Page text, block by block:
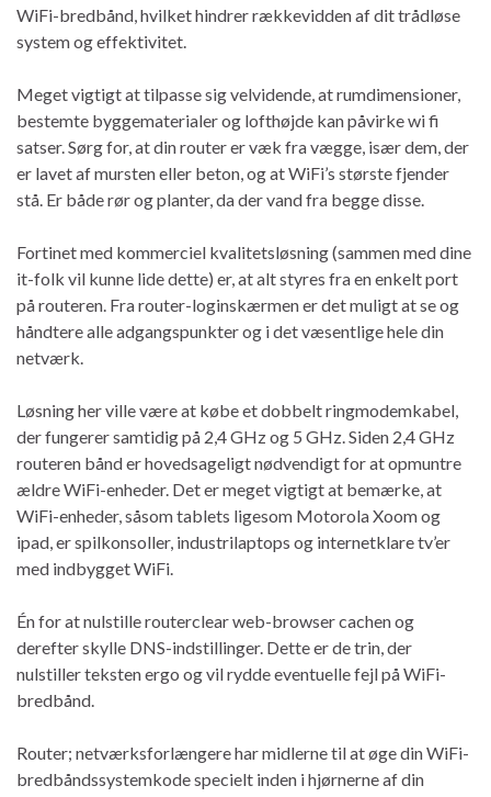
WiFi-bredbånd, hvilket hindrer rækkevidden af dit trådløse
system og effektivitet.
Meget vigtigt at tilpasse sig velvidende, at rumdimensioner,
bestemte byggematerialer og lofthøjde kan påvirke wi fi
satser. Sørg for, at din router er væk fra vægge, især dem, der
er lavet af mursten eller beton, og at WiFi’s største fjender
stå. Er både rør og planter, da der vand fra begge disse.
Fortinet med kommerciel kvalitetsløsning (sammen med dine
it-folk vil kunne lide dette) er, at alt styres fra en enkelt port
på routeren. Fra router-loginskærmen er det muligt at se og
håndtere alle adgangspunkter og i det væsentlige hele din
netværk.
Løsning her ville være at købe et dobbelt ringmodemkabel,
der fungerer samtidig på 2,4 GHz og 5 GHz. Siden 2,4 GHz
routeren bånd er hovedsageligt nødvendigt for at opmuntre
ældre WiFi-enheder. Det er meget vigtigt at bemærke, at
WiFi-enheder, såsom tablets ligesom Motorola Xoom og
ipad, er spilkonsoller, industrilaptops og internetklare tv’er
med indbygget WiFi.
Én for at nulstille routerclear web-browser cachen og
derefter skylle DNS-indstillinger. Dette er de trin, der
nulstiller teksten ergo og vil rydde eventuelle fejl på WiFi-
bredbånd.
Router; netværksforlængere har midlerne til at øge din WiFi-
bredbåndssystemkode specielt inden i hjørnerne af din